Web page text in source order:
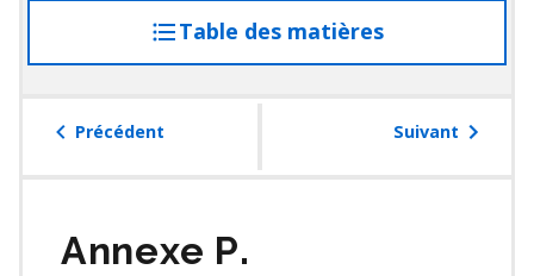
Table des matières
à
table
Précédent Suivant
Annexe P.